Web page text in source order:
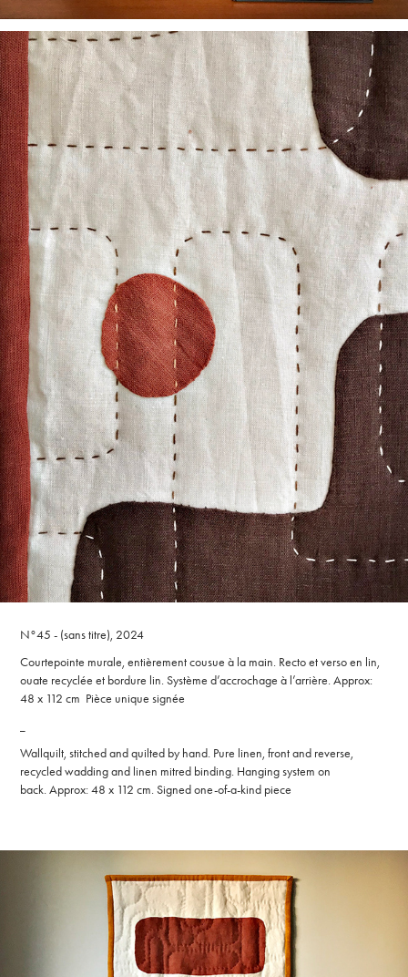
N°45 - (sans titre), 2024
Courtepointe murale, entièrement cousue à la main. Recto et verso en lin,
ouate recyclée et bordure lin. Système d’accrochage à l’arrière. Approx:
48 x 112 cm Pièce unique signée
Wallquilt, stitched and quilted by hand. Pure linen, front and reverse,
recycled wadding and linen mitred binding. Hanging system on
back. Approx: 48 x 112 cm. Signed one-of-a-kind piece